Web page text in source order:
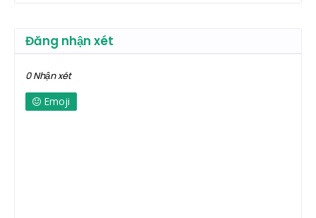
Đăng nhận xét
0 Nhận xét
Emoji